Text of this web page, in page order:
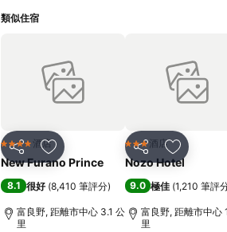
類似住宿
分享 放到收藏夾
4 星級 酒店
New Furano Prince
8.1 很好 (8,410 筆評分)
富良野, 距離市中心 3.1 公
里
分享 放到收藏
3 星級酒店
Nozo Hotel
9.0 極佳 (1,210 筆評
富良野, 距離市中心
里